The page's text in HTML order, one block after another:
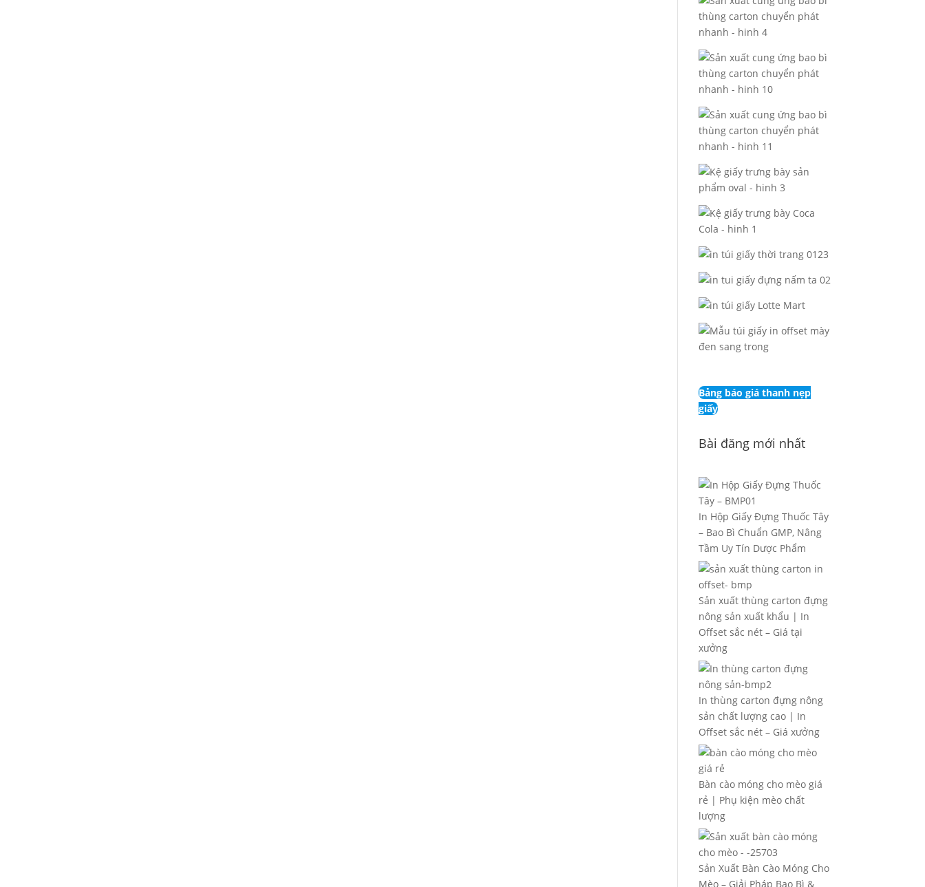
Bảng báo giá thanh nẹp
giấy
Bài đăng mới nhất
In Hộp Giấy Đựng Thuốc Tây
– Bao Bì Chuẩn GMP, Nâng
Tầm Uy Tín Dược Phẩm
Sản xuất thùng carton đựng
nông sản xuất khẩu | In
Offset sắc nét – Giá tại
xưởng
In thùng carton đựng nông
sản chất lượng cao | In
Offset sắc nét – Giá xưởng
Bàn cào móng cho mèo giá
rẻ | Phụ kiện mèo chất
lượng
Sản Xuất Bàn Cào Móng Cho
Mèo – Giải Pháp Bao Bì &